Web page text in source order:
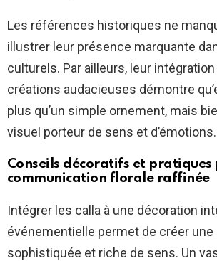
Les références historiques ne
illustrer leur présence marquante
culturels. Par ailleurs, leur
créations audacieuses démontre
plus qu’un simple ornement, mais
visuel porteur de sens et d’émotions.
Conseils décoratifs et pratiques
communication florale raffinée
Intégrer les calla à une décoration
événementielle permet de créer
sophistiquée et riche de sens. Un